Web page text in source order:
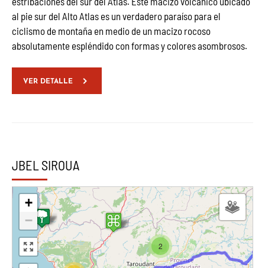
al pie sur del Alto Atlas es un verdadero paraíso para el
ciclismo de montaña en medio de un macizo rocoso
absolutamente espléndido con formas y colores asombrosos.
VER DETALLE
JBEL SIROUA
2
+
−